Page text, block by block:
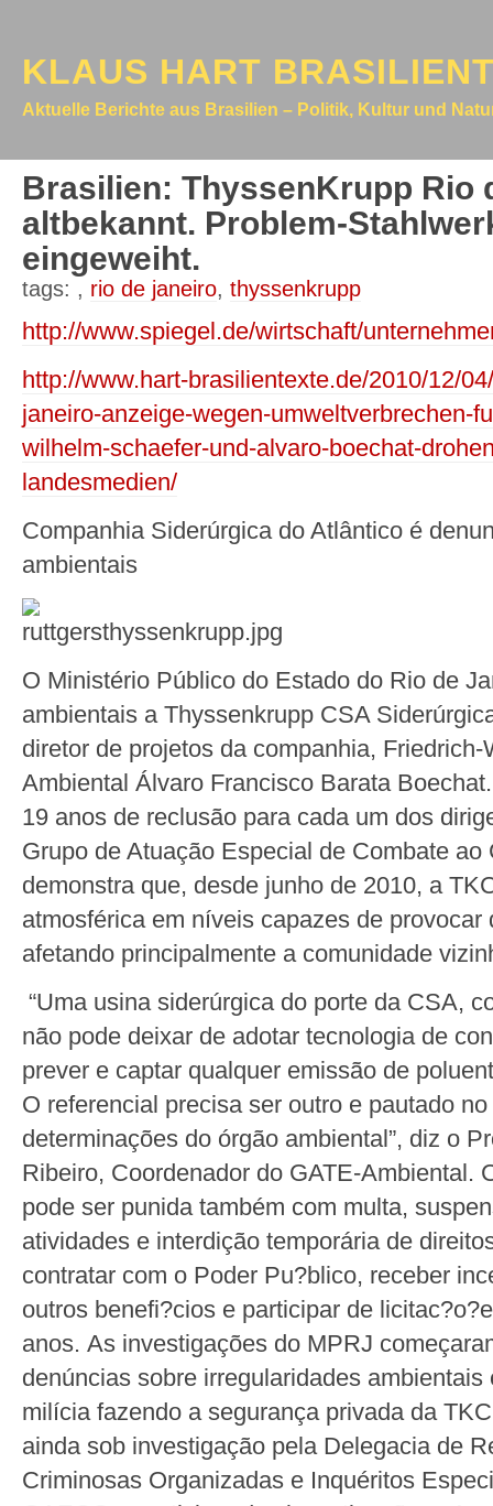
KLAUS HART
Aktuelle Berichte aus Brasilien – Politik, Kultur und
Brasilien: ThyssenKrupp Rio
altbekannt. Problem-
eingeweiht.
tags: , rio de janeiro, thyssenkrupp
http://www.spiegel.de/wirtschaft/
http://www.hart-brasilientexte.de/2010/12/
janeiro-anzeige-wegen-umweltverbrechen-
wilhelm-schaefer-und-alvaro-boechat-
landesmedien/
Companhia Siderúrgica do Atlântico é
ambientais
O Ministério Público do Estado do Rio de
ambientais a Thyssenkrupp CSA
diretor de projetos da companhia,
Ambiental Álvaro Francisco Barata
19 anos de reclusão para cada um dos
Grupo de Atuação Especial de Combate
demonstra que, desde junho de 2010, a
atmosférica em níveis capazes de provocar
afetando principalmente a comunidade
“Uma usina siderúrgica do porte da CSA,
não pode deixar de adotar tecnologia de
prever e captar qualquer emissão de
O referencial precisa ser outro e pautado
determinações do órgão ambiental”, diz o
Ribeiro, Coordenador do GATE-Ambiental.
pode ser punida também com multa,
atividades e interdição temporária de
contratar com o Poder Pu?blico, receber
outros benefi?cios e participar de
anos. As investigações do MPRJ
denúncias sobre irregularidades
milícia fazendo a segurança privada da
ainda sob investigação pela Delegacia de
Criminosas Organizadas e Inquéritos